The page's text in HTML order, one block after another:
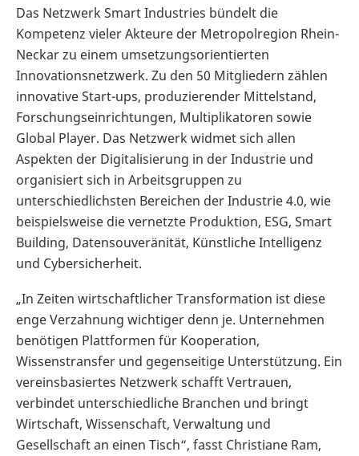
Das Netzwerk Smart Industries bündelt die
Kompetenz vieler Akteure der Metropolregion Rhein-
Neckar zu einem umsetzungsorientierten
Innovationsnetzwerk. Zu den 50 Mitgliedern zählen
innovative Start-ups, produzierender Mittelstand,
Forschungseinrichtungen, Multiplikatoren sowie
Global Player. Das Netzwerk widmet sich allen
Aspekten der Digitalisierung in der Industrie und
organisiert sich in Arbeitsgruppen zu
unterschiedlichsten Bereichen der Industrie 4.0, wie
beispielsweise die vernetzte Produktion, ESG, Smart
Building, Datensouveränität, Künstliche Intelligenz
und Cybersicherheit.
„In Zeiten wirtschaftlicher Transformation ist diese
enge Verzahnung wichtiger denn je. Unternehmen
benötigen Plattformen für Kooperation,
Wissenstransfer und gegenseitige Unterstützung. Ein
vereinsbasiertes Netzwerk schafft Vertrauen,
verbindet unterschiedliche Branchen und bringt
Wirtschaft, Wissenschaft, Verwaltung und
Gesellschaft an einen Tisch“, fasst Christiane Ram,